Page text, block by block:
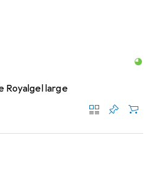
Royalgel large